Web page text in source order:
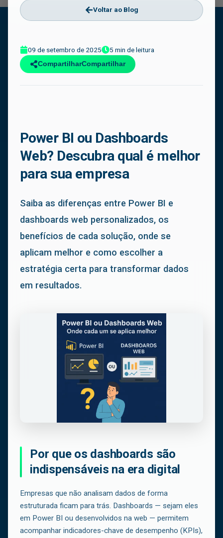
Voltar ao Blog
09 de setembro de 2025 5 min de leitura
Compartilhar
Power BI ou Dashboards
Web? Descubra qual é melhor
para sua empresa
Saiba as diferenças entre Power BI e
dashboards web personalizados, os
benefícios de cada solução, onde se
aplicam melhor e como escolher a
estratégia certa para transformar dados
em resultados.
Por que os dashboards são
indispensáveis na era digital
Empresas que não analisam dados de forma
estruturada ficam para trás. Dashboards — sejam eles
em Power BI ou desenvolvidos na web — permitem
acompanhar indicadores-chave de desempenho (KPIs),